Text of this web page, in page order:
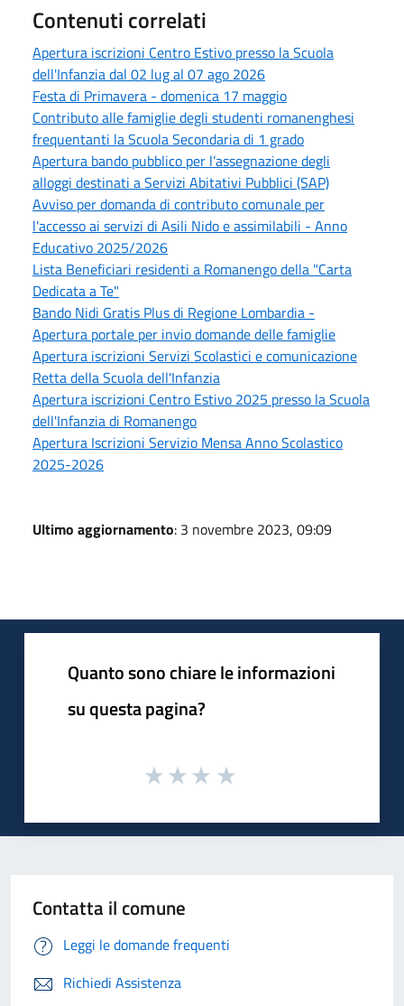
Contenuti correlati
Apertura iscrizioni Centro Estivo presso la Scuola
dell'Infanzia dal 02 lug al 07 ago 2026
Festa di Primavera - domenica 17 maggio
Contributo alle famiglie degli studenti romanenghesi
frequentanti la Scuola Secondaria di 1 grado
Apertura bando pubblico per l’assegnazione degli
alloggi destinati a Servizi Abitativi Pubblici (SAP)
Avviso per domanda di contributo comunale per
l'accesso ai servizi di Asili Nido e assimilabili - Anno
Educativo 2025/2026
Lista Beneficiari residenti a Romanengo della "Carta
Dedicata a Te"
Bando Nidi Gratis Plus di Regione Lombardia -
Apertura portale per invio domande delle famiglie
Apertura iscrizioni Servizi Scolastici e comunicazione
Retta della Scuola dell'Infanzia
Apertura iscrizioni Centro Estivo 2025 presso la Scuola
dell'Infanzia di Romanengo
Apertura Iscrizioni Servizio Mensa Anno Scolastico
2025-2026
Ultimo aggiornamento: 3 novembre 2023, 09:09
Quanto sono chiare le informazioni
su questa pagina?
Contatta il comune
Leggi le domande frequenti
Richiedi Assistenza